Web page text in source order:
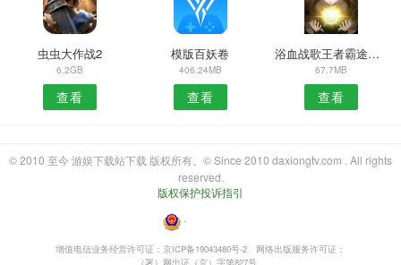
虫虫大作战2
6.2GB
查看
模版百妖卷
406.24MB
查看
浴血战歌王者霸途手游
67.7MB
查看
© 2010 至今 游娱下载站下载 版权所有。© Since 2010 daxiongtv.com . All rights
reserved.
版权保护投诉指引
・
增值电信业务经营许可证：京ICP备19043480号-2
网络出版服务许可证：